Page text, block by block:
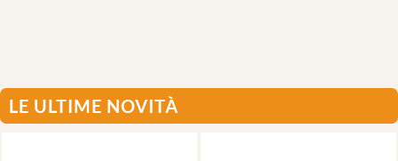
LE ULTIME NOVITÀ